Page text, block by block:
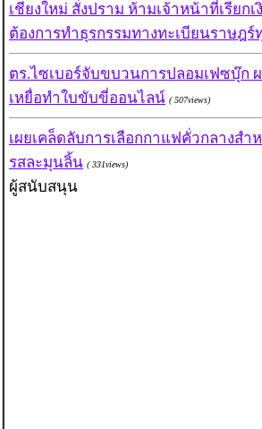
เชียงใหม่ สั่งปราม ห้ามเจ้าหน้าที่เรียก
ต้องการทำธุรกรรมทางทะเบียนราษฎ
ตร.ไซเบอร์จับขบวนการปลอมเฟซบุ๊ก
เหยื่อทำใบขับขี่ออนไลน์ ( 507views)
เผยเคล็ดลับการเลือกกาแฟคั่วกลางส
รสละมุนลิ้น ( 331views)
ผู้สนับสนุน